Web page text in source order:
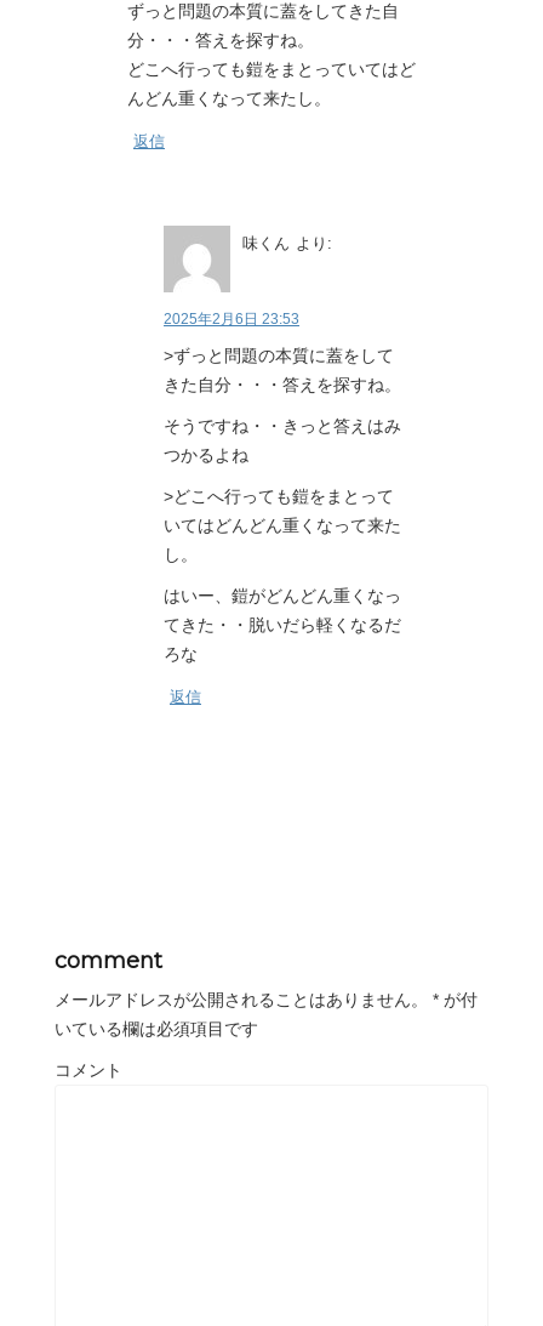
ずっと問題の本質に蓋をしてきた自
分・・・答えを探すね。
どこへ行っても鎧をまとっていてはど
んどん重くなって来たし。
返信
味くん より:
2025年2月6日 23:53
>ずっと問題の本質に蓋をして
きた自分・・・答えを探すね。
そうですね・・きっと答えはみ
つかるよね
>どこへ行っても鎧をまとって
いてはどんどん重くなって来た
し。
はいー、鎧がどんどん重くなっ
てきた・・脱いだら軽くなるだ
ろな
返信
comment
メールアドレスが公開されることはありません。 * が付
いている欄は必須項目です
コメント